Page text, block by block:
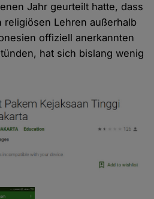
Jahr geurteilt hatte, dass
religiösen Lehren außerhalb
offiziell anerkannten
hat sich bislang wenig